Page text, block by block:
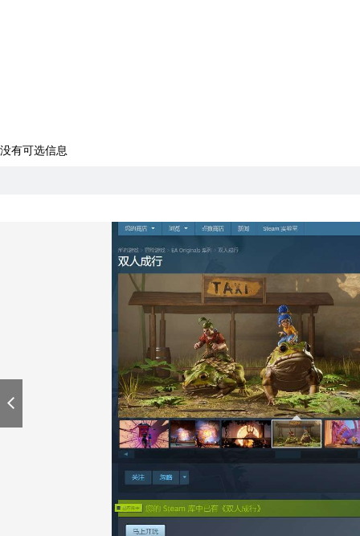
没有可选信息